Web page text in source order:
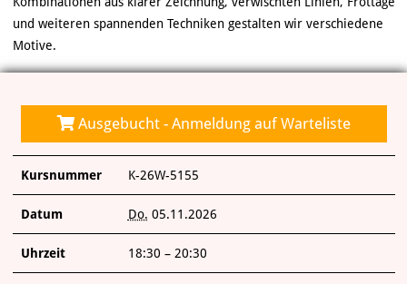
und weiteren spannenden Techniken gestalten wir verschiedene
Motive.
Ausgebucht - Anmeldung auf Warteliste
Kursnummer K-26W-5155
Datum Do. 05.11.2026
Uhrzeit 18:30 – 20:30